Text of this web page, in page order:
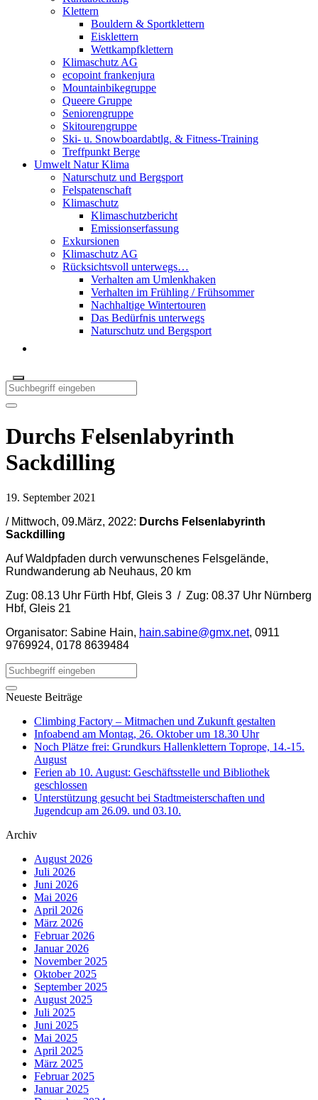
Klettern
Bouldern & Sportklettern
Eisklettern
Wettkampfklettern
Klimaschutz AG
ecopoint frankenjura
Mountainbikegruppe
Queere Gruppe
Seniorengruppe
Skitourengruppe
Ski- u. Snowboardabtlg. & Fitness-Training
Treffpunkt Berge
Umwelt Natur Klima
Naturschutz und Bergsport
Felspatenschaft
Klimaschutz
Klimaschutzbericht
Emissionserfassung
Exkursionen
Klimaschutz AG
Rücksichtsvoll unterwegs…
Verhalten am Umlenkhaken
Verhalten im Frühling / Frühsommer
Nachhaltige Wintertouren
Das Bedürfnis unterwegs
Naturschutz und Bergsport
Durchs Felsenlabyrinth
Sackdilling
19. September 2021
/Mittwoch, 09.März, 2022: Durchs Felsenlabyrinth
Sackdilling
Auf Waldpfaden durch verwunschenes Felsgelände,
Rundwanderung ab Neuhaus, 20 km
Zug: 08.13 Uhr Fürth Hbf, Gleis 3 / Zug: 08.37 Uhr Nürnberg
Hbf, Gleis 21
Organisator: Sabine Hain, hain.sabine@gmx.net, 0911
9769924, 0178 8639484
Neueste Beiträge
Climbing Factory – Mitmachen und Zukunft gestalten
Infoabend am Montag, 26. Oktober um 18.30 Uhr
Noch Plätze frei: Grundkurs Hallenklettern Toprope, 14.-15.
August
Ferien ab 10. August: Geschäftsstelle und Bibliothek
geschlossen
Unterstützung gesucht bei Stadtmeisterschaften und
Jugendcup am 26.09. und 03.10.
Archiv
August 2026
Juli 2026
Juni 2026
Mai 2026
April 2026
März 2026
Februar 2026
Januar 2026
November 2025
Oktober 2025
September 2025
August 2025
Juli 2025
Juni 2025
Mai 2025
April 2025
März 2025
Februar 2025
Januar 2025